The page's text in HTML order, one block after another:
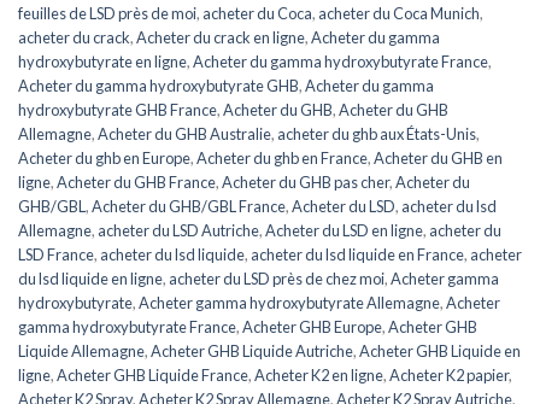
feuilles de LSD près de moi, acheter du Coca, acheter du Coca Munich,
acheter du crack,Acheter du crack en ligne,Acheter du gamma
hydroxybutyrate en ligne,Acheter du gamma hydroxybutyrate France,
Acheter du gamma hydroxybutyrate GHB,Acheter du gamma
hydroxybutyrate GHB France,Acheter du GHB,Acheter du GHB
Allemagne,Acheter du GHB Australie, acheter du ghb aux États-Unis,
Acheter du ghb en Europe,Acheter du ghb en France,Acheter du GHB en
ligne,Acheter du GHB France,Acheter du GHB pas cher,Acheter du
GHB/GBL ,Acheter du GHB/GBL France,Acheter du LSD, acheter du lsd
Allemagne, acheter du LSD Autriche,Acheter du LSD en ligne, acheter du
LSD France, acheter du lsd liquide, acheter du lsd liquide en France, acheter
du lsd liquide en ligne, acheter du LSD près de chez moi,Acheter gamma
hydroxybutyrate,Acheter gamma hydroxybutyrate Allemagne,Acheter
gamma hydroxybutyrate France,Acheter GHB Europe,Acheter GHB
Liquide Allemagne,Acheter GHB Liquide Autriche,Acheter GHB Liquide en
ligne,Acheter GHB Liquide France,Acheter K2 en ligne,Acheter K2 papier,
Acheter K2 Spray,Acheter K2 Spray Allemagne,Acheter K2 Spray Autriche,